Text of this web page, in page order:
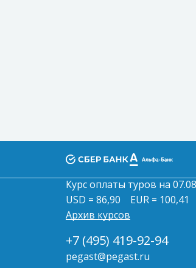
Курс оплаты туров на 07.08
USD = 86,90
EUR = 100,41
Архив курсов
+7 (495) 419-92-94
pegast@pegast.ru